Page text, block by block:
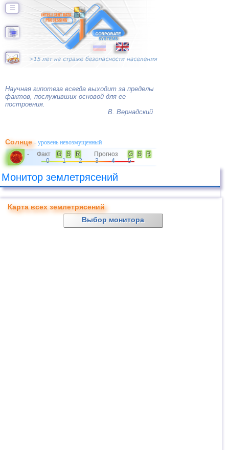
☰
Научная гипотеза всегда выходит за пределы
фактов, послуживших основой для ее
построения.
В. Вернадский
Солнце- уровень невозмущенный
- Факт G S R Прогноз G S
R
0
1 2 3 4 5
Монитор землетрясений
Карта всех землетрясений
Выбор монитора